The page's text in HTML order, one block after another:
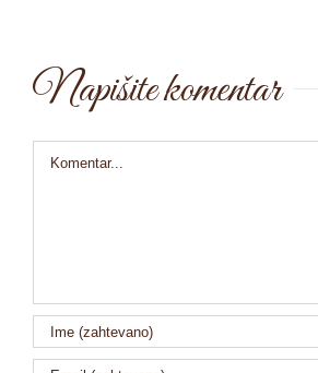
Napišite komentar
Comment